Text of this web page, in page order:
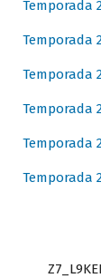
Temporada
Temporada
Temporada
Temporada
Temporada
Temporada